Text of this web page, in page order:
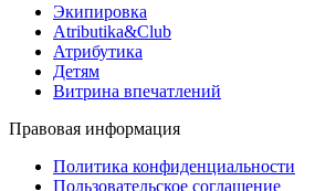
Экипировка
Atributika&Club
Атрибутика
Детям
Витрина впечатлений
Правовая информация
Политика конфиденциальности
Пользовательское соглашение